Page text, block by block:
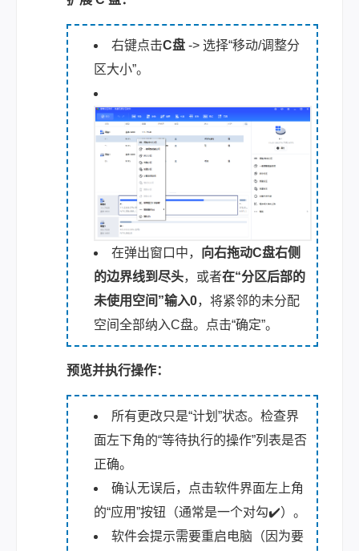
右键点击C盘 -> 选择“移动/调整分
区大小”。
在弹出窗口中， 向右拖动C盘右侧
的边界线到尽头，或者在“分区后部的
未使用空间”输入0，将紧邻的未分配
空间全部纳入C盘。点击“确定”。
预览并执行操作：
所有更改只是“计划”状态。检查界
面左下角的“等待执行的操作”列表是否
正确。
确认无误后，点击软件界面左上角
的“应用”按钮（通常是一个对勾✔️）。
软件会提示需要重启电脑（因为要